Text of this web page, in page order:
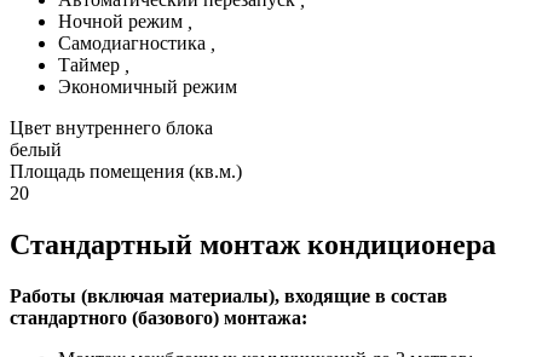
Ночной режим
Самодиагностика
Таймер
Экономичный режим
Цвет внутреннего блока
белый
Площадь помещения (кв.м.)
20
Стандартный монтаж кондиционера
Работы (включая материалы), входящие в состав
стандартного (базового) монтажа: